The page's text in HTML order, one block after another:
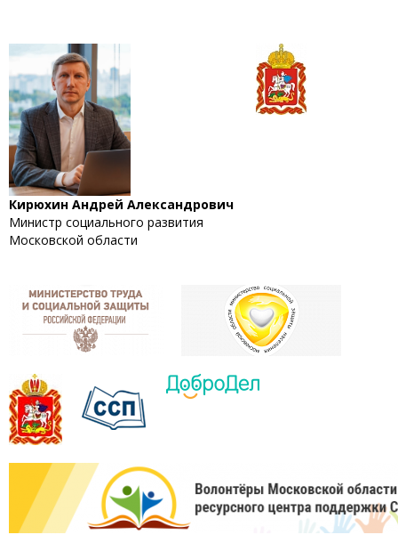
Кирюхин Андрей Александрович
Министр социального развития
Московской области